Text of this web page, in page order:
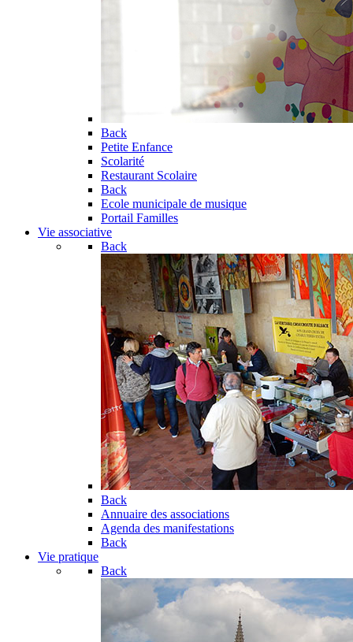
Back
Petite Enfance
Scolarité
Restaurant Scolaire
Back
Ecole municipale de musique
Portail Familles
Vie associative
Back
Back
Annuaire des associations
Agenda des manifestations
Back
Vie pratique
Back